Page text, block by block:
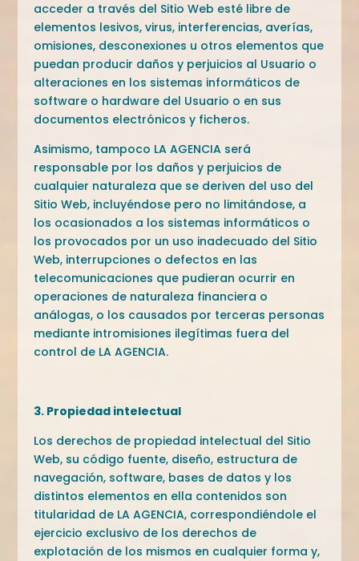
acceder a través del Sitio Web esté libre de
elementos lesivos, virus, interferencias, averías,
omisiones, desconexiones u otros elementos que
puedan producir daños y perjuicios al Usuario o
alteraciones en los sistemas informáticos de
software o hardware del Usuario o en sus
documentos electrónicos y ficheros.
Asimismo, tampoco LA AGENCIA será
responsable por los daños y perjuicios de
cualquier naturaleza que se deriven del uso del
Sitio Web, incluyéndose pero no limitándose, a
los ocasionados a los sistemas informáticos o
los provocados por un uso inadecuado del Sitio
Web, interrupciones o defectos en las
telecomunicaciones que pudieran ocurrir en
operaciones de naturaleza financiera o
análogas, o los causados por terceras personas
mediante intromisiones ilegítimas fuera del
control de LA AGENCIA.
3. Propiedad intelectual
Los derechos de propiedad intelectual del Sitio
Web, su código fuente, diseño, estructura de
navegación, software, bases de datos y los
distintos elementos en ella contenidos son
titularidad de LA AGENCIA, correspondiéndole el
ejercicio exclusivo de los derechos de
explotación de los mismos en cualquier forma y,